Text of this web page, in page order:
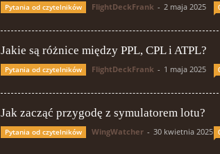
Pytania od czytelników FlightDeckFrank - 2 maja 2025
Jakie są różnice między PPL, CPL i ATPL?
Pytania od czytelników FlightDeckFrank - 1 maja 2025
Jak zacząć przygodę z symulatorem lotu?
Pytania od czytelników WingWatcher - 30 kwietnia 2025